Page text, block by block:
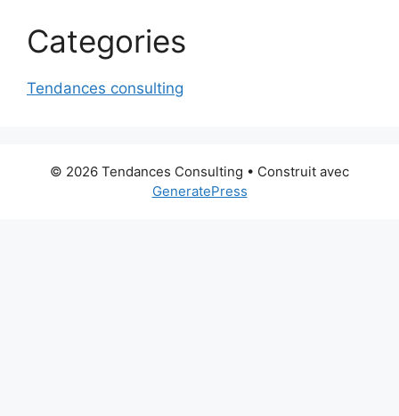
Categories
Tendances consulting
© 2026 Tendances Consulting • Construit avec
GeneratePress